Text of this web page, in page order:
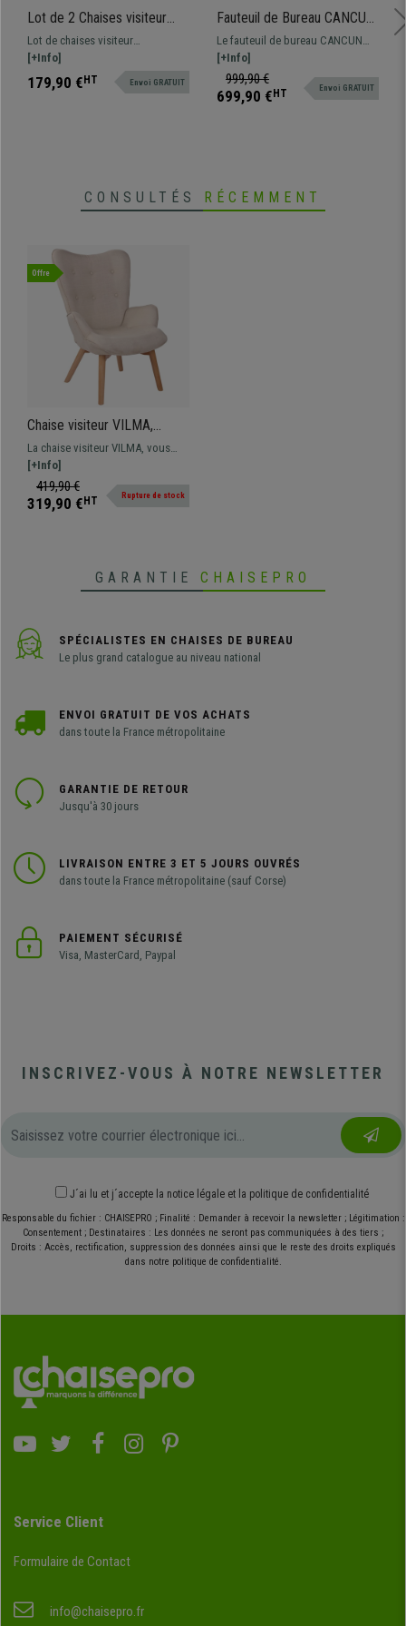
Lot de 2 Chaises visiteur
LYON, Empilables, en Bois,
Marron Clair
Lot de chaises visiteur
confortables, fonctionnelles et
empilables. Design moderne et
actuel.
[+Info]
179,90 €HT Envoi GRATUIT
Fauteuil de Bureau CANCUN,
Rembourrage Épais, Dossier
Haut, en Cuir Bleu
Le fauteuil de bureau CANCUN
est très confortable grâce à son
rembourrage à haute densité et
ses formes ergonomiques, sans
[+Info]
999,90 €
699,90 € HT Envoi GRATUIT
CONSULTÉS RÉCEMMENT
Offre
Chaise visiteur VILMA,
élégance et confort,
rembourrage épais, bois
massif, en Crème
La chaise visiteur VILMA, vous
surprendra grâce à son design
original et moderne et le confort
de sa conception !
[+Info]
419,90 €
319,90 € HT Rupture de stock
GARANTIE CHAISEPRO
SPÉCIALISTES EN CHAISES DE BUREAU
Le plus grand catalogue au niveau national
ENVOI GRATUIT DE VOS ACHATS
dans toute la France métropolitaine
GARANTIE DE RETOUR
Jusqu'à 30 jours
LIVRAISON ENTRE 3 ET 5 JOURS OUVRÉS
dans toute la France métropolitaine (sauf Corse)
PAIEMENT SÉCURISÉ
Visa, MasterCard, Paypal
INSCRIVEZ-VOUS À NOTRE NEWSLETTER
J´ai lu et j´accepte la notice légale et la politique de confidentialité
Responsable du fichier : CHAISEPRO ; Finalité : Demander à recevoir la newsletter ; Légitimation :
Consentement ; Destinataires : Les données ne seront pas communiquées à des tiers ;
Droits : Accès, rectification, suppression des données ainsi que le reste des droits expliqués
dans notre politique de confidentialité.
Service Client
Formulaire de Contact
info@chaisepro.fr